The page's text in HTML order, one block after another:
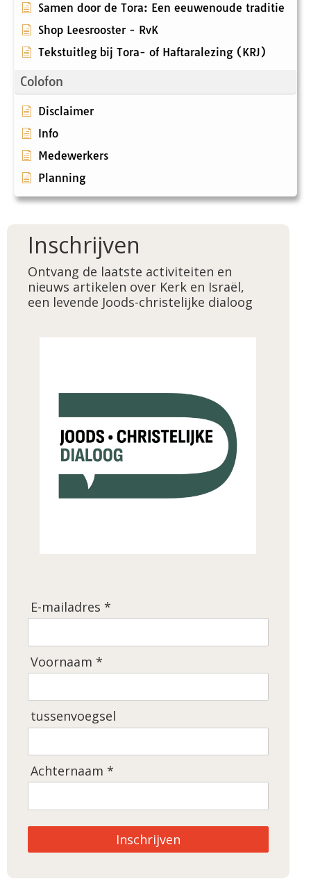
Samen door de Tora: Een eeuwenoude traditie
Shop Leesrooster - RvK
Tekstuitleg bij Tora- of Haftaralezing (KRJ)
Colofon
Disclaimer
Info
Medewerkers
Planning
Inschrijven
Ontvang de laatste activiteiten en
nieuws artikelen over Kerk en Israël,
een levende Joods-christelijke dialoog
E-mailadres *
Voornaam *
tussenvoegsel
Achternaam *
Inschrijven